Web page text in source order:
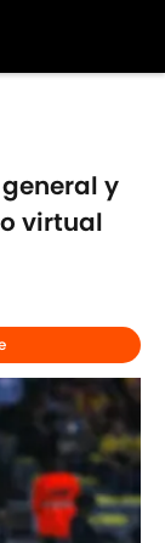
y
virtual